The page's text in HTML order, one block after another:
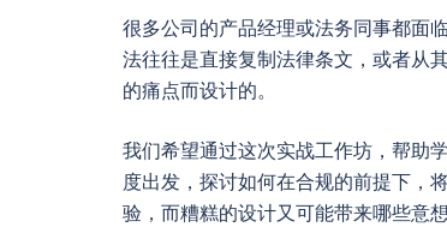
很多公司的产品经理或法务同事都面
法往往是直接复制法律条文，或者从
的痛点而设计的。
我们希望通过这次实战工作坊，帮助
度出发，探讨如何在合规的前提下，
验，而糟糕的设计又可能带来哪些意想